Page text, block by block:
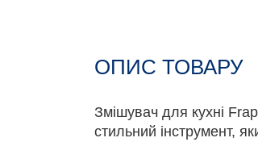
ОПИС ТОВАРУ
Змішувач для кухні
стильний інструмент,